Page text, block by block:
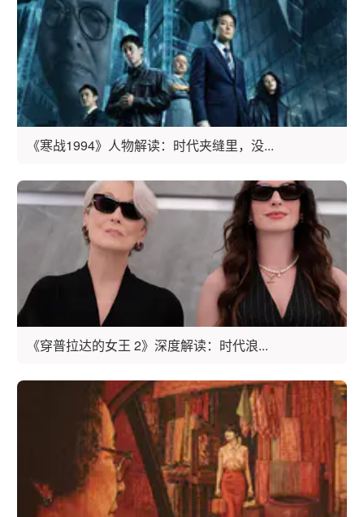
《寒战1994》人物解读：时代夹缝里，没...
《穿普拉达的女王 2》深度解读：时代浪...